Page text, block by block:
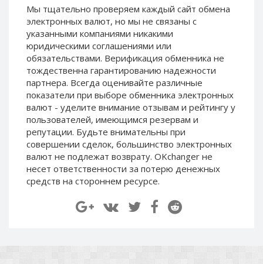
Мы тщательно проверяем каждый сайт обмена
электронных валют, но мы не связаны c
указанными компаниями никакими
юридическими соглашениями или
обязательствами. Верификация обменника не
тождественна гарантированию надежности
партнера. Всегда оценивайте различные
показатели при выборе обменника электронных
валют - уделите внимание отзывам и рейтингу у
пользователей, имеющимся резервам и
репутации. Будьте внимательны при
совершении сделок, большинство электронных
валют не подлежат возврату. OKchanger не
несет ответственности за потерю денежных
средств на стороннем ресурсе.
Paymer RUB
Paymer UAH
Capitalist USD
Capitalist RUB
Capitalist EUR
Payoneer USD
Payoneer EUR
Revolut Binance USD
(BUSD)
Revolut USD
Global24 UAH
Paymer RUB
Capitalist USD
Capitalist RUB
Capitalist EUR
Payoneer USD
Payoneer EUR
Revolut Binance USD
(BUSD)
Revolut USD
Revolut EUR
Piastrix EUR